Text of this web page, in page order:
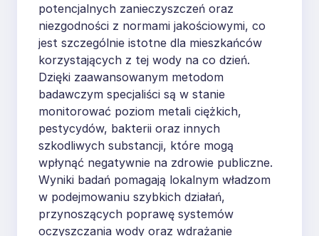
potencjalnych zanieczyszczeń oraz
niezgodności z normami jakościowymi, co
jest szczególnie istotne dla mieszkańców
korzystających z tej wody na co dzień.
Dzięki zaawansowanym metodom
badawczym specjaliści są w stanie
monitorować poziom metali ciężkich,
pestycydów, bakterii oraz innych
szkodliwych substancji, które mogą
wpłynąć negatywnie na zdrowie publiczne.
Wyniki badań pomagają lokalnym władzom
w podejmowaniu szybkich działań,
przynoszących poprawę systemów
oczyszczania wody oraz wdrażanie